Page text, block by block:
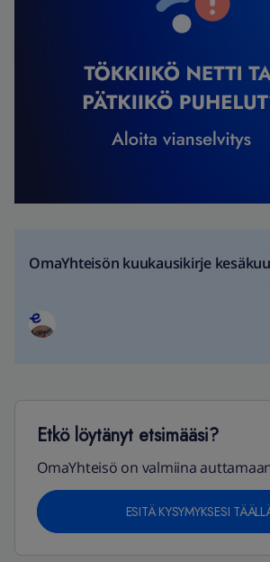
OmaYhteisön kuukausikirje
Etkö löytänyt etsimääsi?
OmaYhteisö on valmiina
ESITÄ KYSYMYKSESI